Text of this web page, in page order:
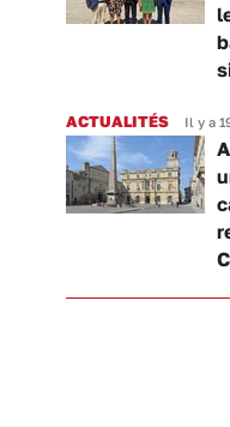
ACTUALITÉS Il y a